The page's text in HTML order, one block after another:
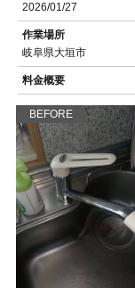
2026/01/27
作業場所
岐阜県大垣市
料金概要
BEFORE